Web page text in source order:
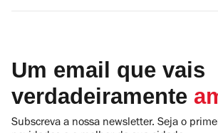
Um email que vais
verdadeiramente
Subscreva a nossa newsletter. Seja o